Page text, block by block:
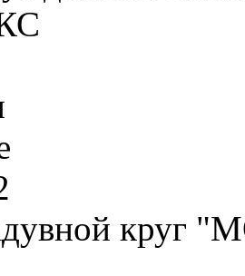
круг